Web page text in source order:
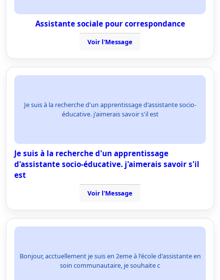
Assistante sociale pour correspondance
Voir l'Message
Je suis à la recherche d'un apprentissage d'assistante socio-
éducative. j'aimerais savoir s'il est
Je suis à la recherche d'un apprentissage
d'assistante socio-éducative. j'aimerais savoir s'il
est
Voir l'Message
Bonjour, acctuellement je suis en 2eme à l'école d'assistante en
soin communautaire, je souhaite c